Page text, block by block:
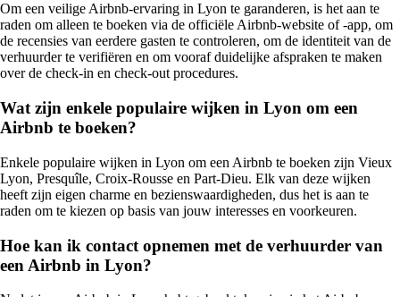
Om een veilige Airbnb-ervaring in Lyon te garanderen, is het aan te
raden om alleen te boeken via de officiële Airbnb-website of -app, om
de recensies van eerdere gasten te controleren, om de identiteit van de
verhuurder te verifiëren en om vooraf duidelijke afspraken te maken
over de check-in en check-out procedures.
Wat zijn enkele populaire wijken in Lyon om een
Airbnb te boeken?
Enkele populaire wijken in Lyon om een Airbnb te boeken zijn Vieux
Lyon, Presquîle, Croix-Rousse en Part-Dieu. Elk van deze wijken
heeft zijn eigen charme en bezienswaardigheden, dus het is aan te
raden om te kiezen op basis van jouw interesses en voorkeuren.
Hoe kan ik contact opnemen met de verhuurder van
een Airbnb in Lyon?